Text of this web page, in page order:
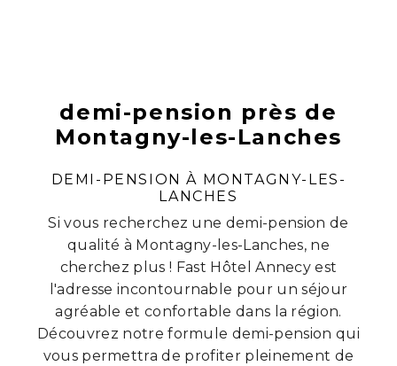
demi-pension près de
Montagny-les-Lanches
DEMI-PENSION À MONTAGNY-LES-
LANCHES
Si vous recherchez une demi-pension de
qualité à Montagny-les-Lanches, ne
cherchez plus ! Fast Hôtel Annecy est
l'adresse incontournable pour un séjour
agréable et confortable dans la région.
Découvrez notre formule demi-pension qui
vous permettra de profiter pleinement de